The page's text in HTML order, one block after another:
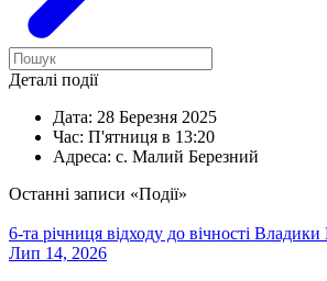
Деталі події
Дата: 28 Березня 2025
Час: П'ятниця в 13:20
Адреса: с. Малий Березний
Останні записи «Події»
6-та річниця відходу до вічності Владики
Лип 14, 2026